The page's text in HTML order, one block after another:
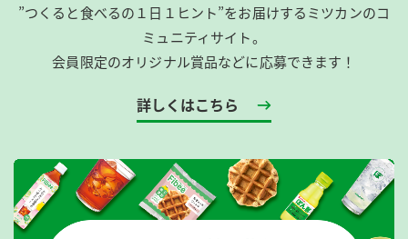
”つくると食べるの１日１ヒント”をお届けするミツカンのコ
ミュニティサイト。
会員限定のオリジナル賞品などに応募できます！
詳しくはこちら